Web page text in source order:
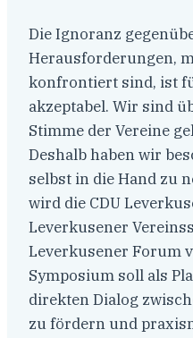
Die Ignoranz
Herausforderungen,
konfrontiert sind, ist
akzeptabel. Wir sind
Stimme der Vereine
Deshalb haben wir
selbst in die Hand zu
wird die CDU
Leverkusener
Leverkusener Forum
Symposium soll als
direkten Dialog
zu fördern und